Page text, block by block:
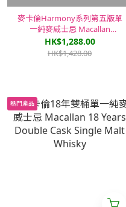
麥卡倫Harmony系列第五版單
一純麥威士忌 Macallan
Harmony Collection 5 - Jing
Single Malt Whisky
HK$1,288.00
HK$1,428.00
熱門產品